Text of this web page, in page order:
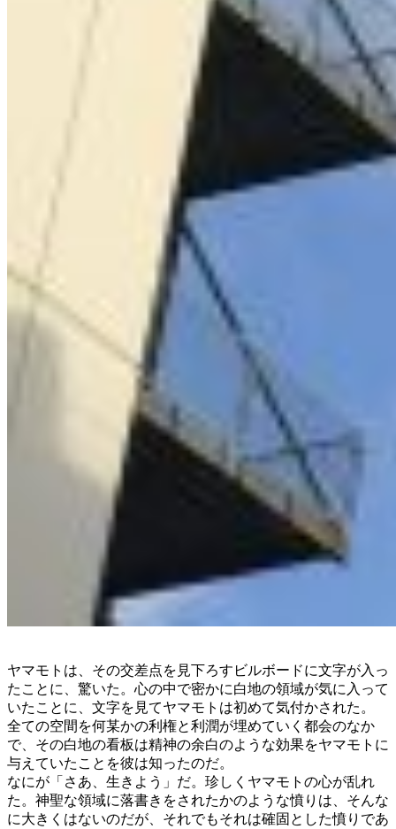
ヤマモトは、その交差点を見下ろすビルボードに文字が入っ
たことに、驚いた。心の中で密かに白地の領域が気に入って
いたことに、文字を見てヤマモトは初めて気付かされた。
全ての空間を何某かの利権と利潤が埋めていく都会のなか
で、その白地の看板は精神の余白のような効果をヤマモトに
与えていたことを彼は知ったのだ。
なにが「さあ、生きよう」だ。珍しくヤマモトの心が乱れ
た。神聖な領域に落書きをされたかのような憤りは、そんな
に大きくはないのだが、それでもそれは確固とした憤りであ